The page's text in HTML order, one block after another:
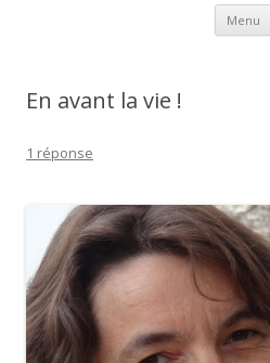
Menu
En avant la vie !
1 réponse